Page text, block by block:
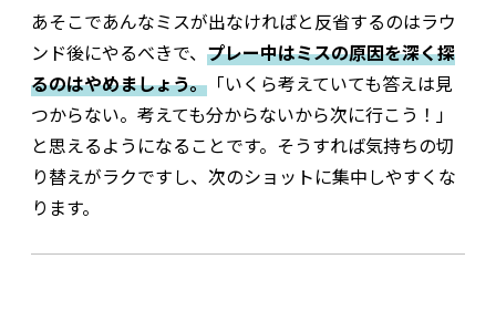
あそこであんなミスが出なければと反省するのはラウ
ンド後にやるべきで、 プレー中はミスの原因を深く探
るのはやめましょう。 「いくら考えていても答えは見
つからない。考えても分からないから次に行こう！」
と思えるようになることです。そうすれば気持ちの切
り替えがラクですし、次のショットに集中しやすくな
ります。